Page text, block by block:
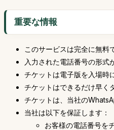
重要な情報
このサービスは完全に無料
入力された電話番号の形式
チケットは電子版を入場時
チケットはできるだけ早く
チケットは、当社の
当社は以下を保証します：
お客様の電話番号を